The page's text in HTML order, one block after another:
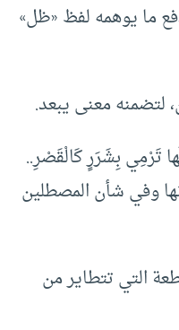
ما يوهمه لفظ «ظل»
معنى يبعد.
تَرْمِي بِشَرَرٍ كَالْقَصْرِ..
وفي شأن المصطلين
التي تتطاير من